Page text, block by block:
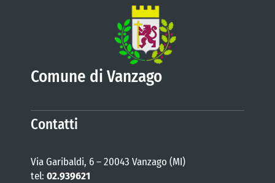
Comune di Vanzago
Contatti
Via Garibaldi, 6 – 20043 Vanzago (MI)
tel: 02.939621